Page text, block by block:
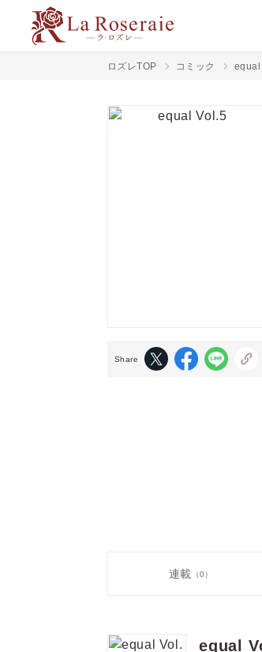
ロズレTOP コミック equal
Share
連載 （0）
equal